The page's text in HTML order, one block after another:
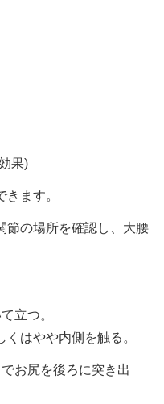
果)
ます。
節の場所を確認し、大腰
立つ。
はやや内側を触る。
お尻を後ろに突き出